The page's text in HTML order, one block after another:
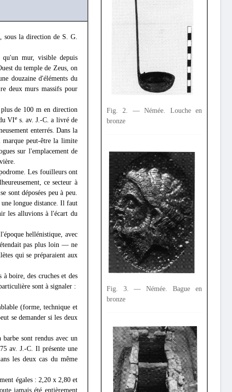
sous la direction de S. G.
mur, visible depuis
du temple de Zeus, on
douzaine d'éléments du
deux murs massifs pour
de 100 m en direction
VIe s. av. J.-C. a livré de
enterrés. Dans la
marque peut-être la limite
sur l'emplacement de
Les fouilleurs ont
ce secteur à
sont déposées peu à peu.
longue distance. Il faut
les alluvions à l'écart du
hellénistique, avec
pas plus loin — ne
qui se préparaient aux
boire, des cruches et des
sont à signaler :
(forme, technique et
se demander si les deux
sont rendus avec un
av. J.-C. Il présente une
les deux cas du même
égales : 2,20 x 2,80 et
jamais été entièrement
Fig. 2. — Némée. Louche en
bronze
Fig. 3. — Némée. Bague en
bronze